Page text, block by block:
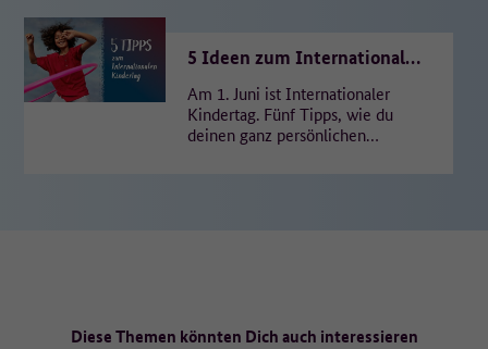
5 Ideen zum Internationalen
Am 1. Juni ist Internationaler
Kindertag. Fünf Tipps, wie du
deinen ganz persönlichen
Diese Themen könnten Dich auch interessieren